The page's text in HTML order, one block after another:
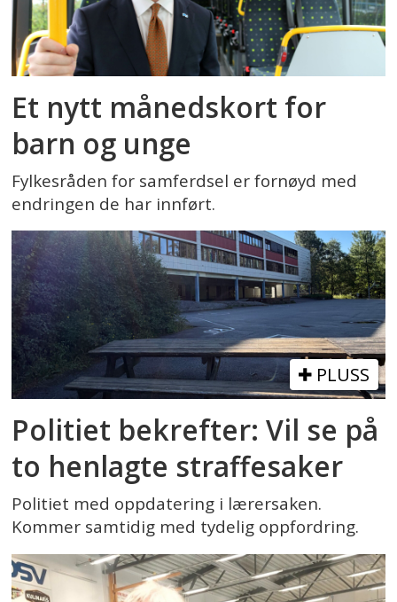
Et nytt månedskort for
barn og unge
Fylkesråden for samferdsel er fornøyd med
endringen de har innført.
PLUSS
Politiet bekrefter: Vil se på
to henlagte straffesaker
Politiet med oppdatering i lærersaken.
Kommer samtidig med tydelig oppfordring.